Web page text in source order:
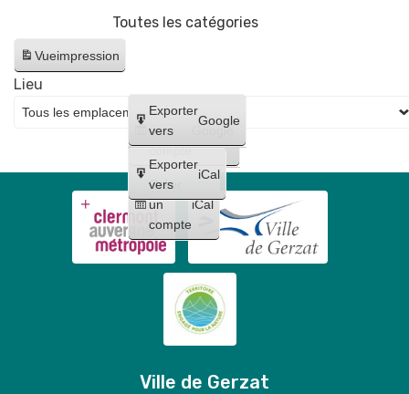
Toutes les catégories
Vueimpression
Créer
un
compte
Google
Créer
un
compte
iCal
Exporter
vers
Google
Exporter
vers
iCal
Lieu
Ville de Gerzat